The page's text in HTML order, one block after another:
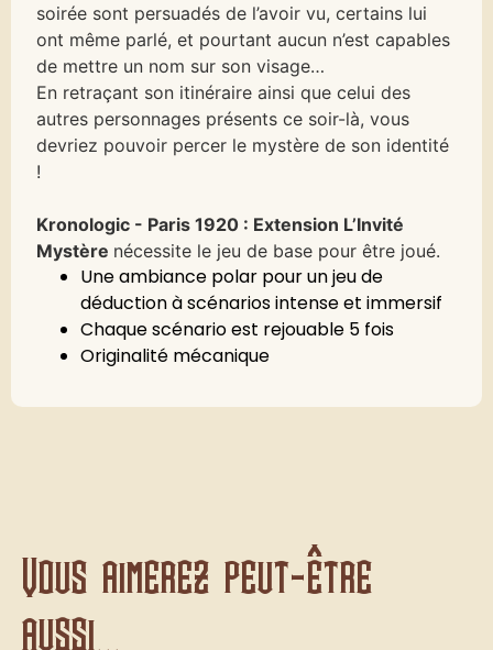
soirée sont persuadés de l’avoir vu, certains lui
ont même parlé, et pourtant aucun n’est capables
de mettre un nom sur son visage…
En retraçant son itinéraire ainsi que celui des
autres personnages présents ce soir-là, vous
devriez pouvoir percer le mystère de son identité
!
Kronologic - Paris 1920 : Extension L’Invité
Mystère nécessite le jeu de base pour être joué.
Une ambiance polar pour un jeu de
déduction à scénarios intense et immersif
Chaque scénario est rejouable 5 fois
Originalité mécanique
Vous aimerez peut-être
aussi...